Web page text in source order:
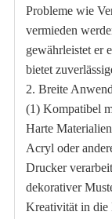
Probleme wie
vermieden
gewährleistet er
bietet
2. Breite
(1) Kompatibel
Harte
Acryl oder
Drucker
dekorativer
Kreativität in die